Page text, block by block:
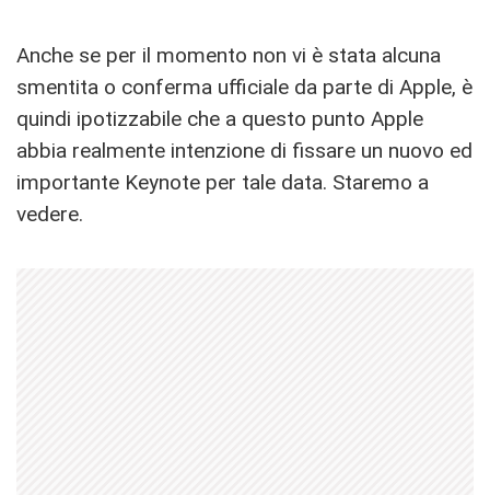
Anche se per il momento non vi è stata alcuna
smentita o conferma ufficiale da parte di Apple, è
quindi ipotizzabile che a questo punto Apple
abbia realmente intenzione di fissare un nuovo ed
importante Keynote per tale data. Staremo a
vedere.